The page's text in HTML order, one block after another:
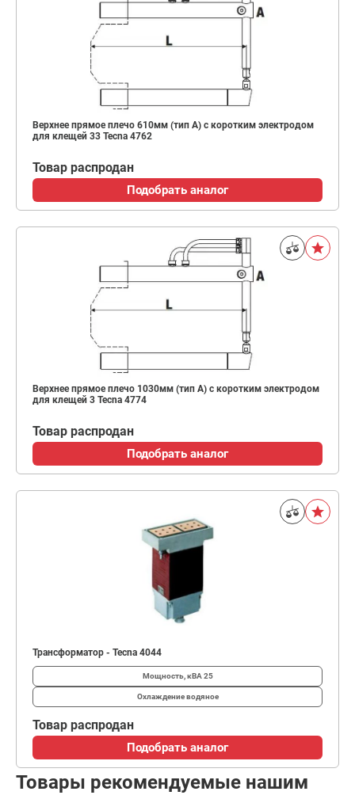
Верхнее прямое плечо 610мм (тип A) с коротким электродом
для клещей 33 Tecna 4762
Товар распродан
Подобрать аналог
Верхнее прямое плечо 1030мм (тип A) с коротким электродом
для клещей 3 Tecna 4774
Товар распродан
Подобрать аналог
Трансформатор - Tecna 4044
Мощность, кВА 25
Охлаждениеводяное
Товар распродан
Подобрать аналог
Товары рекомендуемые нашим